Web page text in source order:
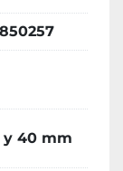
y 40 mm